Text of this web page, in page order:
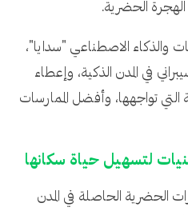
الحضرية.
والذكاء الاصطناعي "سدايا"،
في المدن الذكية، وإعطاء
التي تواجهها، وأفضل الممارسات
لتسهيل حياة سكانها
الحضرية الحاصلة في المدن